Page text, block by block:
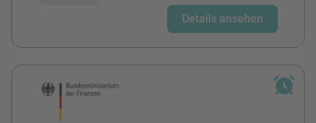
Details ansehen